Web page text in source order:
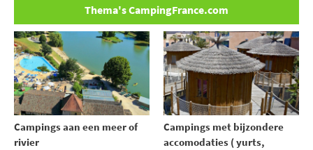
Thema's CampingFrance.com
Campings aan een meer of
rivier
Campings met bijzondere
accomodaties ( yurts,